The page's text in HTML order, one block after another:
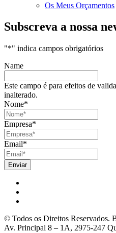
Os Meus Orçamentos
Subscreva a nossa
"*" indica campos obrigatórios
Name
Este campo é para efeitos de
inalterado.
Nome*
Empresa*
Email*
© Todos os Direitos Reservados.
Av. Principal 8 – 1A, 2975-247